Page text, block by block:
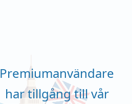
Premiumanvändare
har tillgång till vår